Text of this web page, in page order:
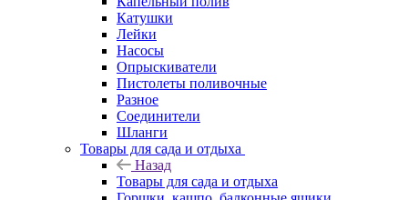
Катушки
Лейки
Насосы
Опрыскиватели
Пистолеты поливочные
Разное
Соединители
Шланги
Товары для сада и отдыха
Назад
Товары для сада и отдыха